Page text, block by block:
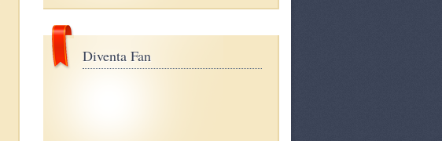
Diventa Fan